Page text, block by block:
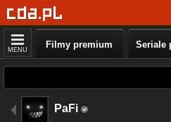
MENU Filmy premium Seriale
PaFi